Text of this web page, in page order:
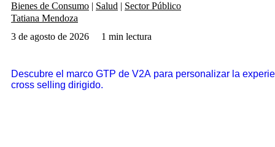
Bienes de Consumo Salud
Sector Público
Tatiana Mendoza
3 de agosto de 2026
1 min lectura
Descubre el marco GTP de V2A para personalizar la
cross selling dirigido.